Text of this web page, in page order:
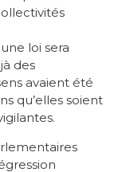
loi sera
des
avaient été
qu’elles soient